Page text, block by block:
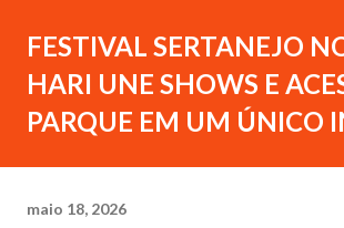
FESTIVAL SERTANEJO
HARI UNE SHOWS E
PARQUE EM UM ÚNICO
maio 18, 2026